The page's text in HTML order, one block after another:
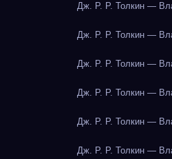
Дж. Р. Р. Толкин —
Дж. Р. Р. Толкин —
Дж. Р. Р. Толкин —
Дж. Р. Р. Толкин —
Дж. Р. Р. Толкин —
Дж. Р. Р. Толкин —